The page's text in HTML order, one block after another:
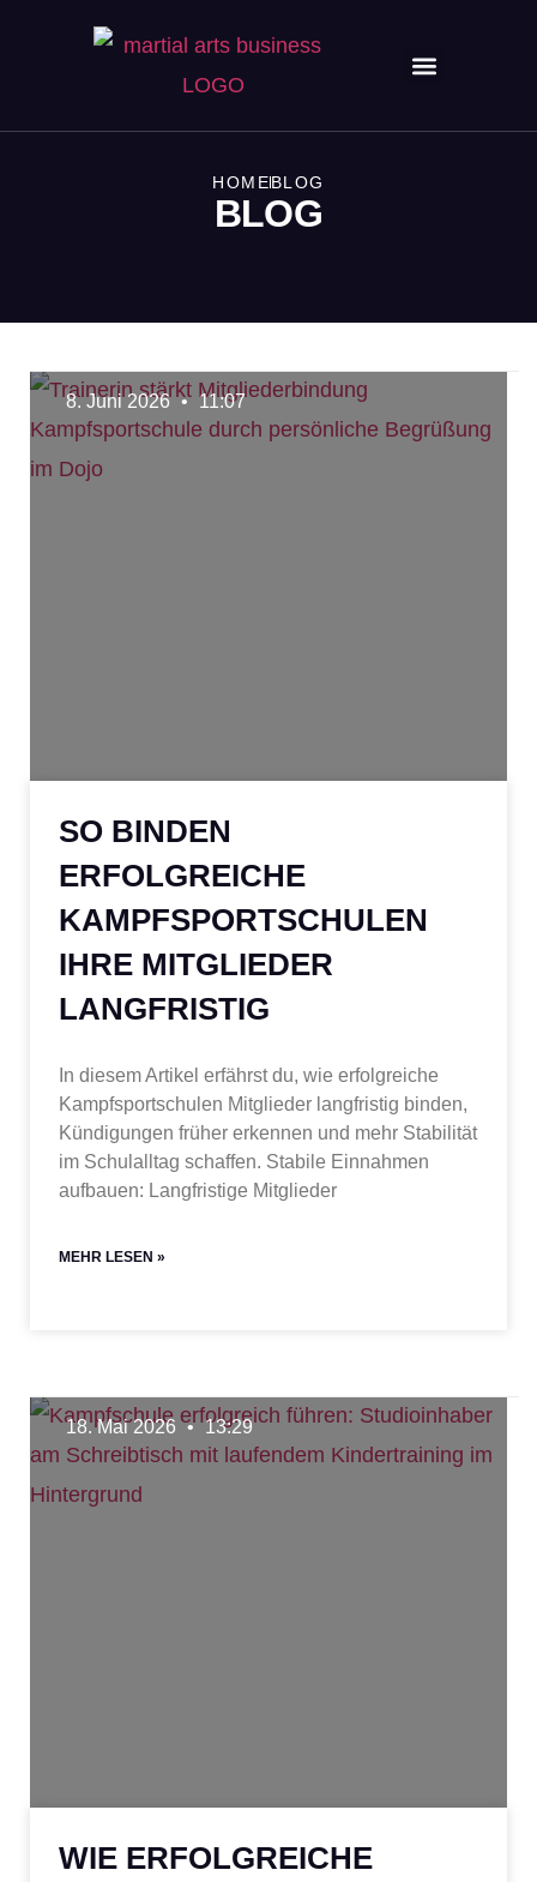
HOMEBLOG
BLOG
SO BINDEN
ERFOLGREICHE
KAMPFSPORTSCHULEN
IHRE MITGLIEDER
LANGFRISTIG
In diesem Artikel erfährst du, wie erfolgreiche
Kampfsportschulen Mitglieder langfristig binden,
Kündigungen früher erkennen und mehr Stabilität
im Schulalltag schaffen. Stabile Einnahmen
aufbauen: Langfristige Mitglieder
MEHR LESEN »
8. Juni 2026 11:07
WIE ERFOLGREICHE
18. Mai 2026 13:29